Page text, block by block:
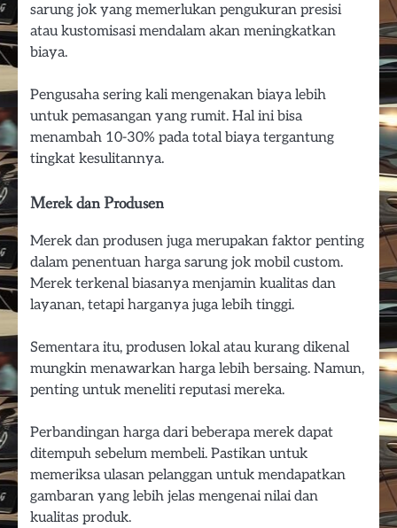
sarung jok yang memerlukan pengukuran presisi
atau kustomisasi mendalam akan meningkatkan
biaya.
Pengusaha sering kali mengenakan biaya lebih
untuk pemasangan yang rumit. Hal ini bisa
menambah 10-30% pada total biaya tergantung
tingkat kesulitannya.
Merek dan Produsen
Merek dan produsen juga merupakan faktor penting
dalam penentuan harga sarung jok mobil custom.
Merek terkenal biasanya menjamin kualitas dan
layanan, tetapi harganya juga lebih tinggi.
Sementara itu, produsen lokal atau kurang dikenal
mungkin menawarkan harga lebih bersaing. Namun,
penting untuk meneliti reputasi mereka.
Perbandingan harga dari beberapa merek dapat
ditempuh sebelum membeli. Pastikan untuk
memeriksa ulasan pelanggan untuk mendapatkan
gambaran yang lebih jelas mengenai nilai dan
kualitas produk.